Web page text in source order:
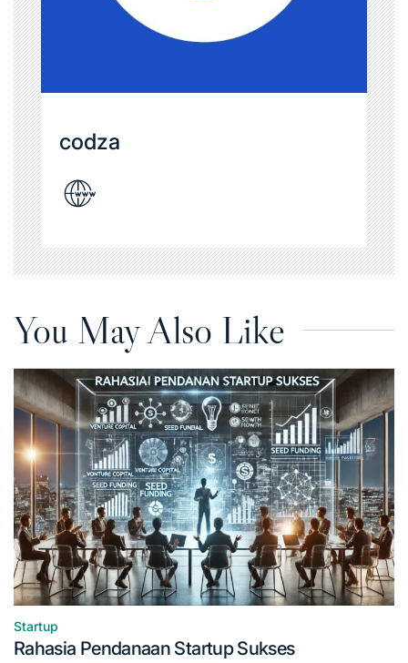
codza
You May Also Like
Posted
in
Startup
Rahasia Pendanaan Startup Sukses